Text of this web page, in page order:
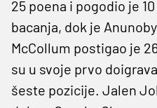
25 poena i pogodio je
bacanja, dok je
McCollum postigao je
su u svoje prvo
šeste pozicije. Jalen